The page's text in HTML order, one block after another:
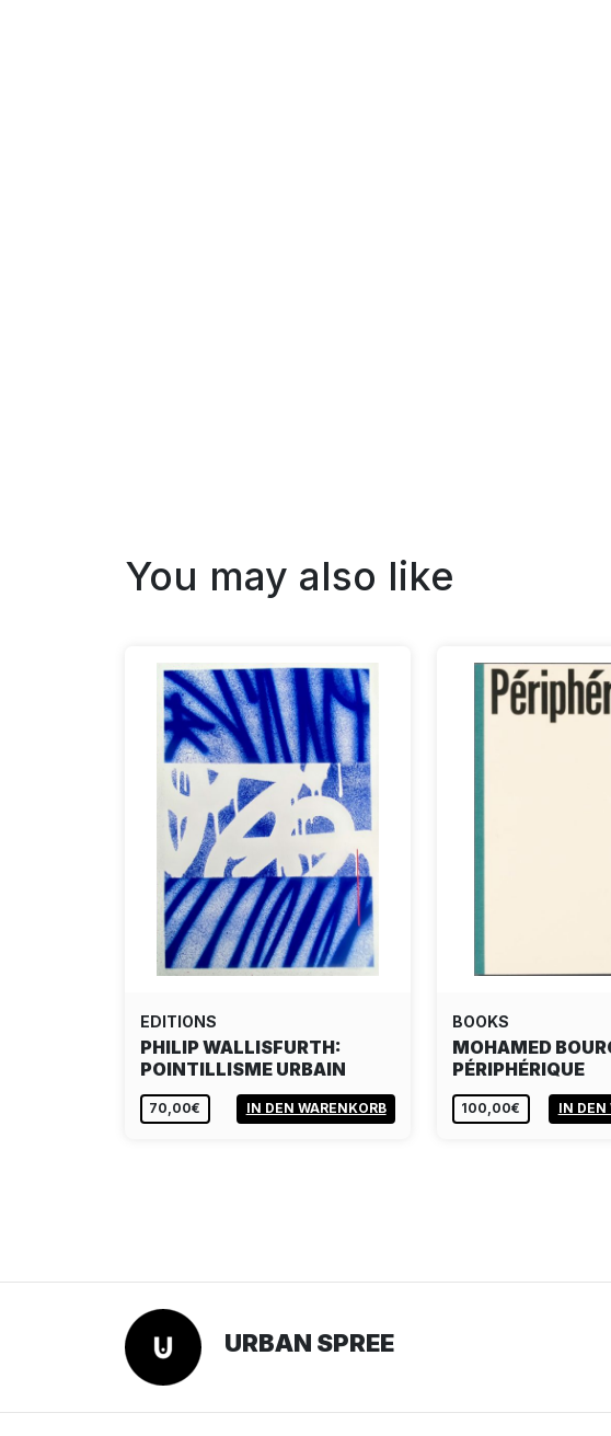
You may also like
EDITIONS
PHILIP WALLISFURTH:
POINTILLISME URBAIN
70,00€ IN DEN WARENKORB
BOOKS
MOHAMED
PÉRIPHÉRIQUE
100,00€ IN DEN
URBAN SPREE